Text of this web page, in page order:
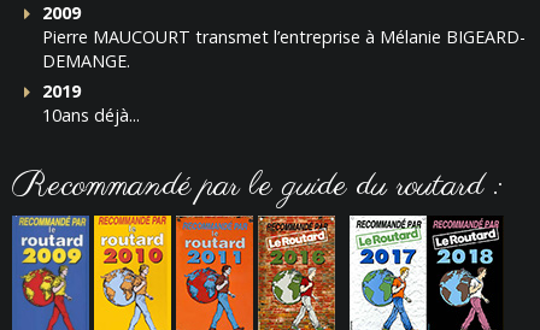
2009
Pierre MAUCOURT transmet l’entreprise à Mélanie BIGEARD-
DEMANGE.
2019
10ans déjà...
Recommandé par le guide du routard :